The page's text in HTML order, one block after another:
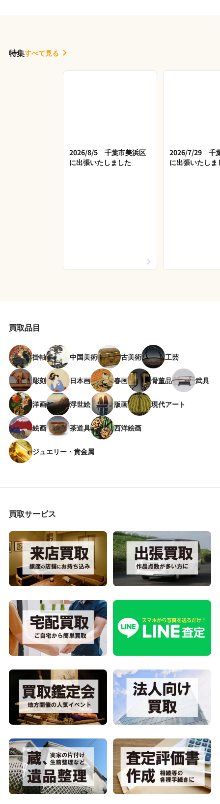
特集すべて見る
2026/8/5 千葉市美浜区
に出張いたしました
2026/7/29 千
に出張いたしま
買取品目
掛軸 中国美術 古美術 工芸
彫刻 日本画 春画 骨董品 武具
洋画 浮世絵 版画 現代アート
絵画 茶道具 西洋絵画
ジュエリー・貴金属
買取サービス